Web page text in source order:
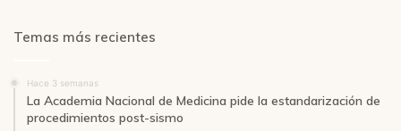
Temas más recientes
Hace 3 semanas
La Academia Nacional de Medicina pide la estandarización de
procedimientos post-sismo